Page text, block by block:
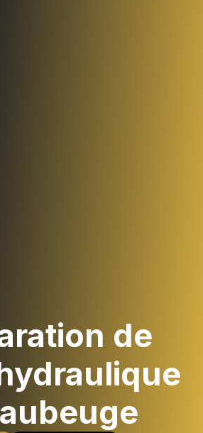
de